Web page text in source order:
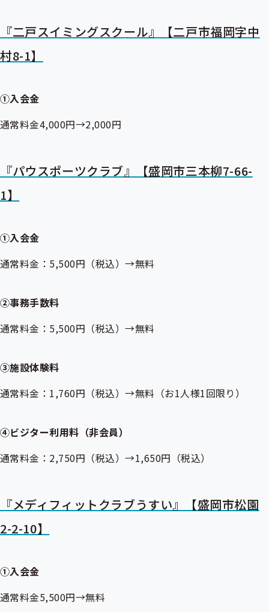
『二戸スイミングスクール』【二戸市福岡字中
村8-1】
①入会金
通常料金4,000円→2,000円
『パウスポーツクラブ』【盛岡市三本柳7-66-
1】
①入会金
通常料金：5,500円（税込）→無料
②事務手数料
通常料金：5,500円（税込）→無料
③施設体験料
通常料金：1,760円（税込）→無料（お1人様1回限り）
④ビジター利用料（非会員）
通常料金：2,750円（税込）→1,650円（税込）
『メディフィットクラブうすい』【盛岡市松園
2-2-10】
①入会金
通常料金5,500円→無料